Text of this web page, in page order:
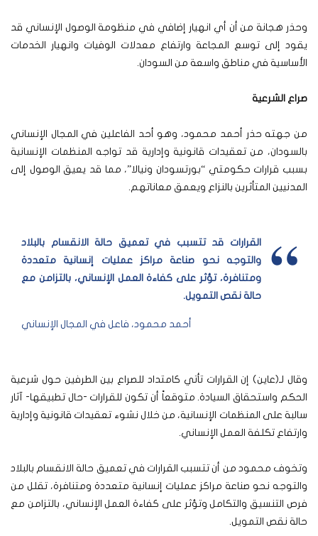
وحذر هجانة من أن أي انهيار إضافي في منظومة الوصول الإنساني قد
يقود إلى توسع المجاعة وارتفاع معدلات الوفيات وانهيار الخدمات
الأساسية في مناطق واسعة من السودان.
صراع الشرعية
من جهته حذر أحمد محمود، وهو أحد الفاعلين في المجال الإنساني
بالسودان، من تعقيدات قانونية وإدارية قد تواجه المنظمات الإنسانية
بسبب قرارات حكومتي “بورتسودان ونيالا”، مما قد يعيق الوصول إلى
المدنيين المتأثرين بالنزاع ويعمق معاناتهم.
القرارات قد تتسبب في تعميق حالة الانقسام بالبلاد
والتوجه نحو صناعة مراكز عمليات إنسانية متعددة
ومتنافرة، تؤثر على كفاءة العمل الإنساني، بالتزامن مع
حالة نقص التمويل.
أحمد محمود، فاعل في المجال الإنساني
وقال لـ(عاين) إن القرارات تأتي كامتداد للصراع بين الطرفين حول شرعية
الحكم واستحقاق السيادة. متوقعاً أن تكون للقرارات -حال تطبيقها- آثار
سالبة على المنظمات الإنسانية، من خلال نشوء تعقيدات قانونية وإدارية
وارتفاع تكلفة العمل الإنساني.
وتخوف محمود من أن تتسبب القرارات في تعميق حالة الانقسام بالبلاد
والتوجه نحو صناعة مراكز عمليات إنسانية متعددة ومتنافرة، تقلل من
فرص التنسيق والتكامل وتؤثر على كفاءة العمل الإنساني، بالتزامن مع
حالة نقص التمويل.